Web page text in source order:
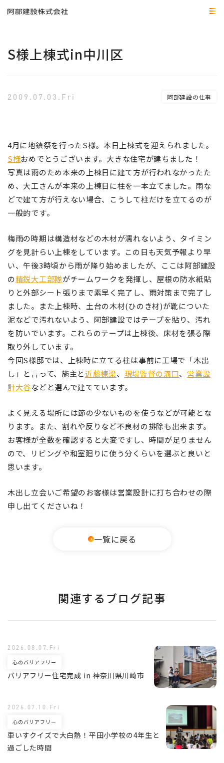
S様上棟式in中川区
2009.07.03.Fri 阿部建設の仕事
4月に地鎮祭を行ったS様。本日上棟式を迎えられました。
S様おめでとうございます。大きな住宅が建ちました！
写真は雨のため本来の上棟日に建て方が行われなかったた
め、大工さんが本来の上棟日に柱を一本立てました。雨な
どで建て方が行えない場合、こうして柱だけを立てるのが
一般的です。
梅雨の時期は構造材などの木材が濡れないよう、タイミン
グを見計らい上棟をしています。この日も天気予報より早
い、午後3時頃から雨が降り始めましたが、ここは阿部建設
の精鋭大工部隊がチームワークを発揮し、屋根の防水紙貼
りと外部シート張りまで素早く完了し、雨対策まで完了し
ました。また上棟時、土台の木材(ひのき材)が靴についた
泥などで汚れないよう、阿部建設ではテープを貼り、汚れ
を防いでいます。これらのテープは上棟後、床材を張る際
取り外しています。
今回S様邸では、上棟時に立てる柱は事前に工場で「木出
し」と言って、施主と近藤棟梁、 現場監督の溝口、 営業設
計大谷などと選んで建てています。
よく見える場所には節の少ないものを使うなどが可能とな
ります。また、割れや反りなど不良材の排除も出来ます。
お客様が全数を確認すると大変ですし、時間が足りません
ので、リビングや和室廻りに使う分くらいを選ぶと良いと
思います。
木出し立会いご希望のお客様は営業設計に打ち合わせの際
申し出てくださいね！
一覧に戻る
関連するブログ記事
バリアフリー住宅完成 in 神奈川県川崎市
心のバリアフリー
2026.08.07.Fri
車いすクイズで大白熱！平田小学校の4年生と
過ごした時間
心のバリアフリー
2026.07.10.Fri